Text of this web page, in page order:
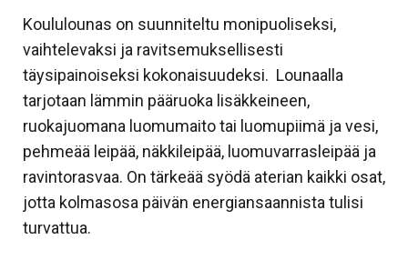
Koululounas on suunniteltu monipuoliseksi,
vaihtelevaksi ja ravitsemuksellisesti
täysipainoiseksi kokonaisuudeksi. Lounaalla
tarjotaan lämmin pääruoka lisäkkeineen,
ruokajuomana luomumaito tai luomupiimä ja vesi,
pehmeää leipää, näkkileipää, luomuvarrasleipää ja
ravintorasvaa. On tärkeää syödä aterian kaikki osat,
jotta kolmasosa päivän energiansaannista tulisi
turvattua.